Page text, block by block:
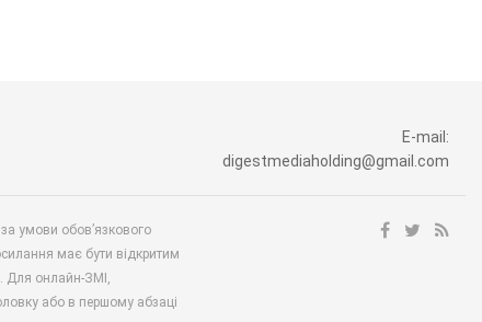
E-mail:
digestmediaholding@gmail.com
умови обов’язкового
має бути відкритим
Для онлайн-ЗМІ,
або в першому абзаці